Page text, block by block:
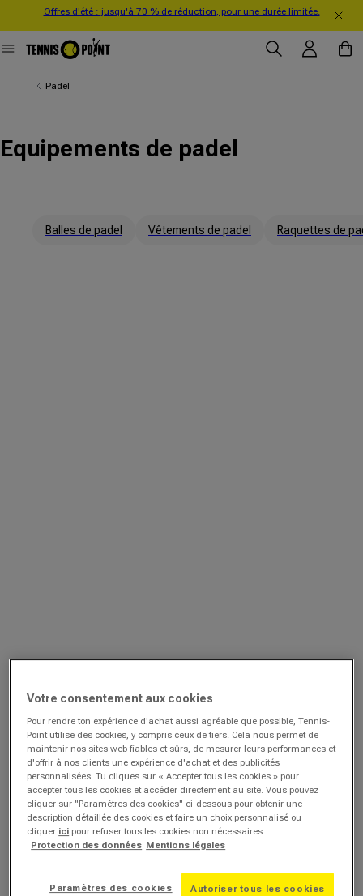
au contenu
Offres d'été : jusqu'à 70 % de réduction, pour une durée limitée.
Se connecter
Panier
Padel
Equipements de padel
Balles de padel Vêtements de padel Raquettes de
Votre consentement aux cookies
Pour rendre ton expérience d'achat aussi agréable que possible, Tennis-
Point utilise des cookies, y compris ceux de tiers. Cela nous permet de
maintenir nos sites web fiables et sûrs, de mesurer leurs performances et
d'offrir à nos clients une expérience d'achat et des publicités
personnalisées. Tu cliques sur « Accepter tous les cookies » pour
accepter tous les cookies et accéder directement au site. Vous pouvez
cliquer sur "Paramètres des cookies" ci-dessous pour obtenir une
description détaillée des cookies et faire un choix personnalisé ou
cliquer ici pour refuser tous les cookies non nécessaires.
Protection des données Mentions légales
Paramètres des cookies Autoriser tous les cookies